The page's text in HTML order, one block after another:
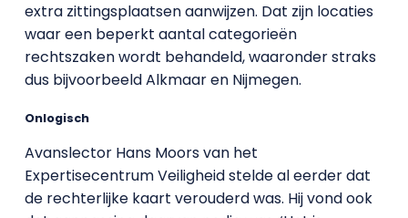
extra zittingsplaatsen aanwijzen. Dat zijn locaties
waar een beperkt aantal categorieën
rechtszaken wordt behandeld, waaronder straks
dus bijvoorbeeld Alkmaar en Nijmegen.
Onlogisch
Avanslector Hans Moors van het
Expertisecentrum Veiligheid stelde al eerder dat
de rechterlijke kaart verouderd was. Hij vond ook